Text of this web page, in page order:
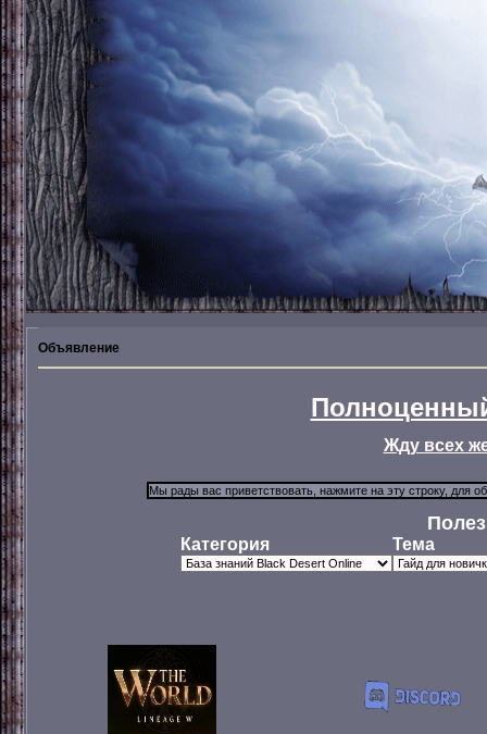
Объявление
Жду всех
Категория Тема